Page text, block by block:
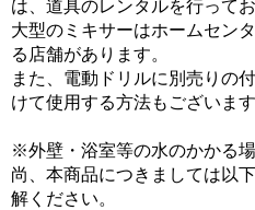
は、道具のレンタルを行ってお
大型のミキサーはホームセン
る店舗があります。
また、電動ドリルに別売りの
けて使用する方法もございます
※外壁・浴室等の水のかかる
尚、本商品につきましては以
解ください。